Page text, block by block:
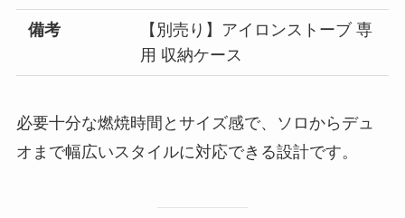
備考
【別売り】アイロンストーブ 専
用 収納ケース
必要十分な燃焼時間とサイズ感で、ソロからデュ
オまで幅広いスタイルに対応できる設計です。